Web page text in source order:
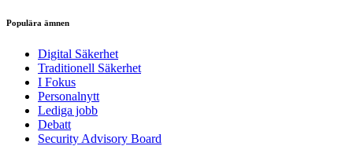
Populära ämnen
Digital Säkerhet
Traditionell Säkerhet
I Fokus
Personalnytt
Lediga jobb
Debatt
Security Advisory Board